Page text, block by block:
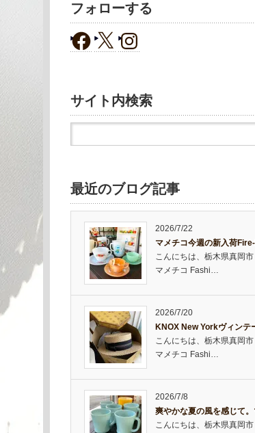
フォローする
サイト内検索
最近のブログ記事
2026/7/22
マメチコ今週の新入荷
こんにちは、栃木県真岡
マメチコ Fashi…
2026/7/20
KNOX New Yorkヴィン
こんにちは、栃木県真岡
マメチコ Fashi…
2026/7/8
爽やかな夏の風を感じて
こんにちは、栃木県真岡